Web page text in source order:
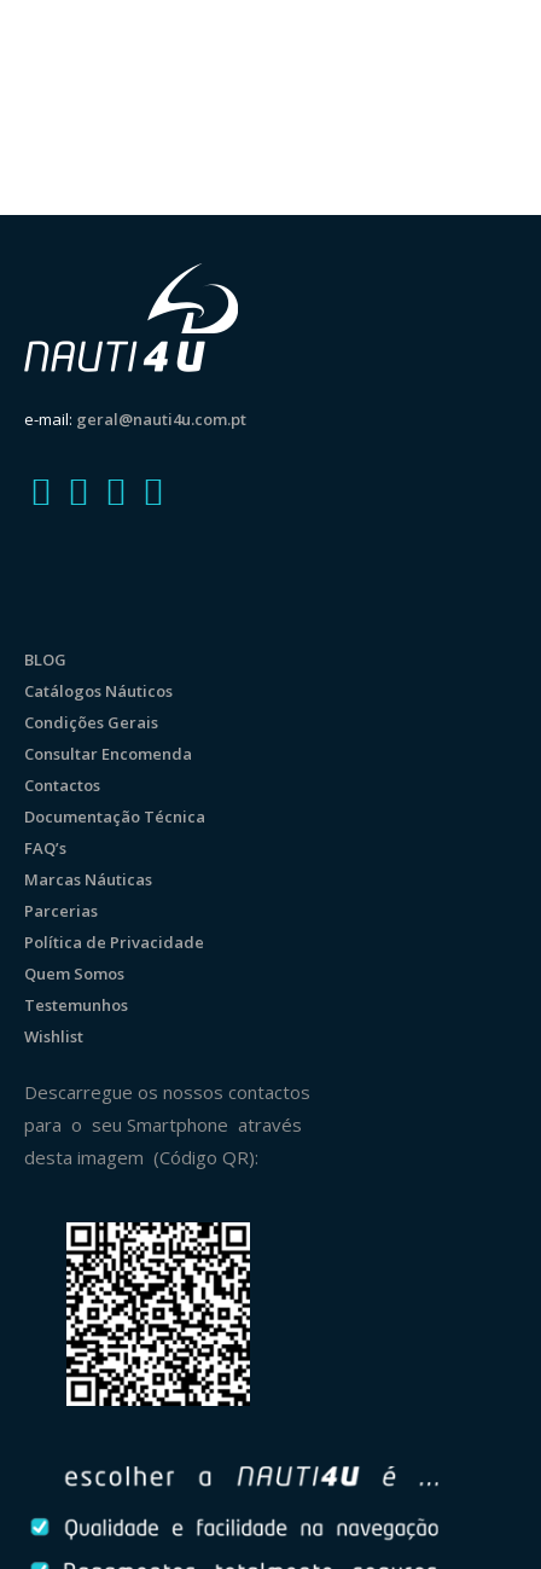
e-mail: geral@nauti4u.com.pt
BLOG
Catálogos Náuticos
Condições Gerais
Consultar Encomenda
Contactos
Documentação Técnica
FAQ’s
Marcas Náuticas
Parcerias
Política de Privacidade
Quem Somos
Testemunhos
Wishlist
Descarregue os nossos contactos
para o seu Smartphone através
desta imagem (Código QR):